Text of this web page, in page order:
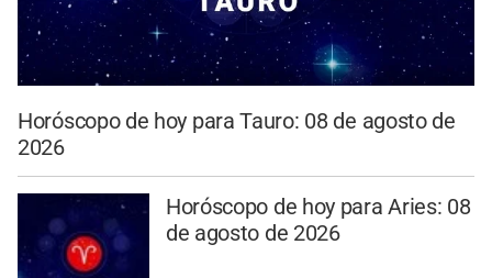
Horóscopo de hoy para Tauro: 08 de agosto de
2026
Horóscopo de hoy para Aries: 08
de agosto de 2026